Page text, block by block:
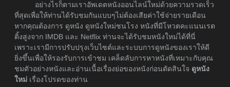
อย่างไรก็ตามเราอัพเดตหนังออนไลน์ใหม่ด้วยความรวดเร็ว
ที่สุดเพื่อให้ท่านได้รับชมกันแบบๆไม่ต้องเสียค่าใช้จ่ายรายเดือน
หากคุณต้องการ ดูหนัง ดูหนังใหม่ชนโรง หนังที่มีโหวตคะแนนเรต
ติ้งสูงจาก IMDB และ Netflix ท่านจะได้รับชมหนังใหม่ได้ที่นี่
เพราะเรามีการปรับปรุงเว็บไซต์และระบบการดูหนังของเราให้ดี
ยิ่งขึ้นเพื่อให้รองรับการเข้าชม เคล็ดลับการหาหนังที่เหมาะกับคุณ
ชมตัวอย่างหนังและอ่านเนื้อเรื่องย่อของหนังก่อนตัดสินใจ ดูหนัง
ใหม่ เรื่องโปรดของท่าน